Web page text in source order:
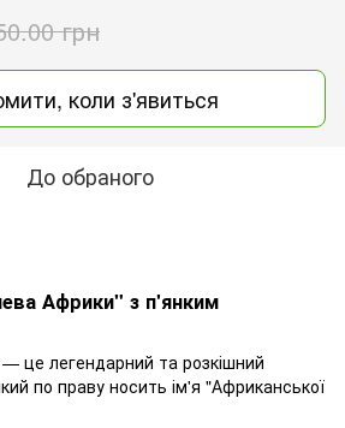
грн
коли з'явиться
До обраного
Африки" з п'янким
— це легендарний та розкішний
по праву носить ім'я "Африканської